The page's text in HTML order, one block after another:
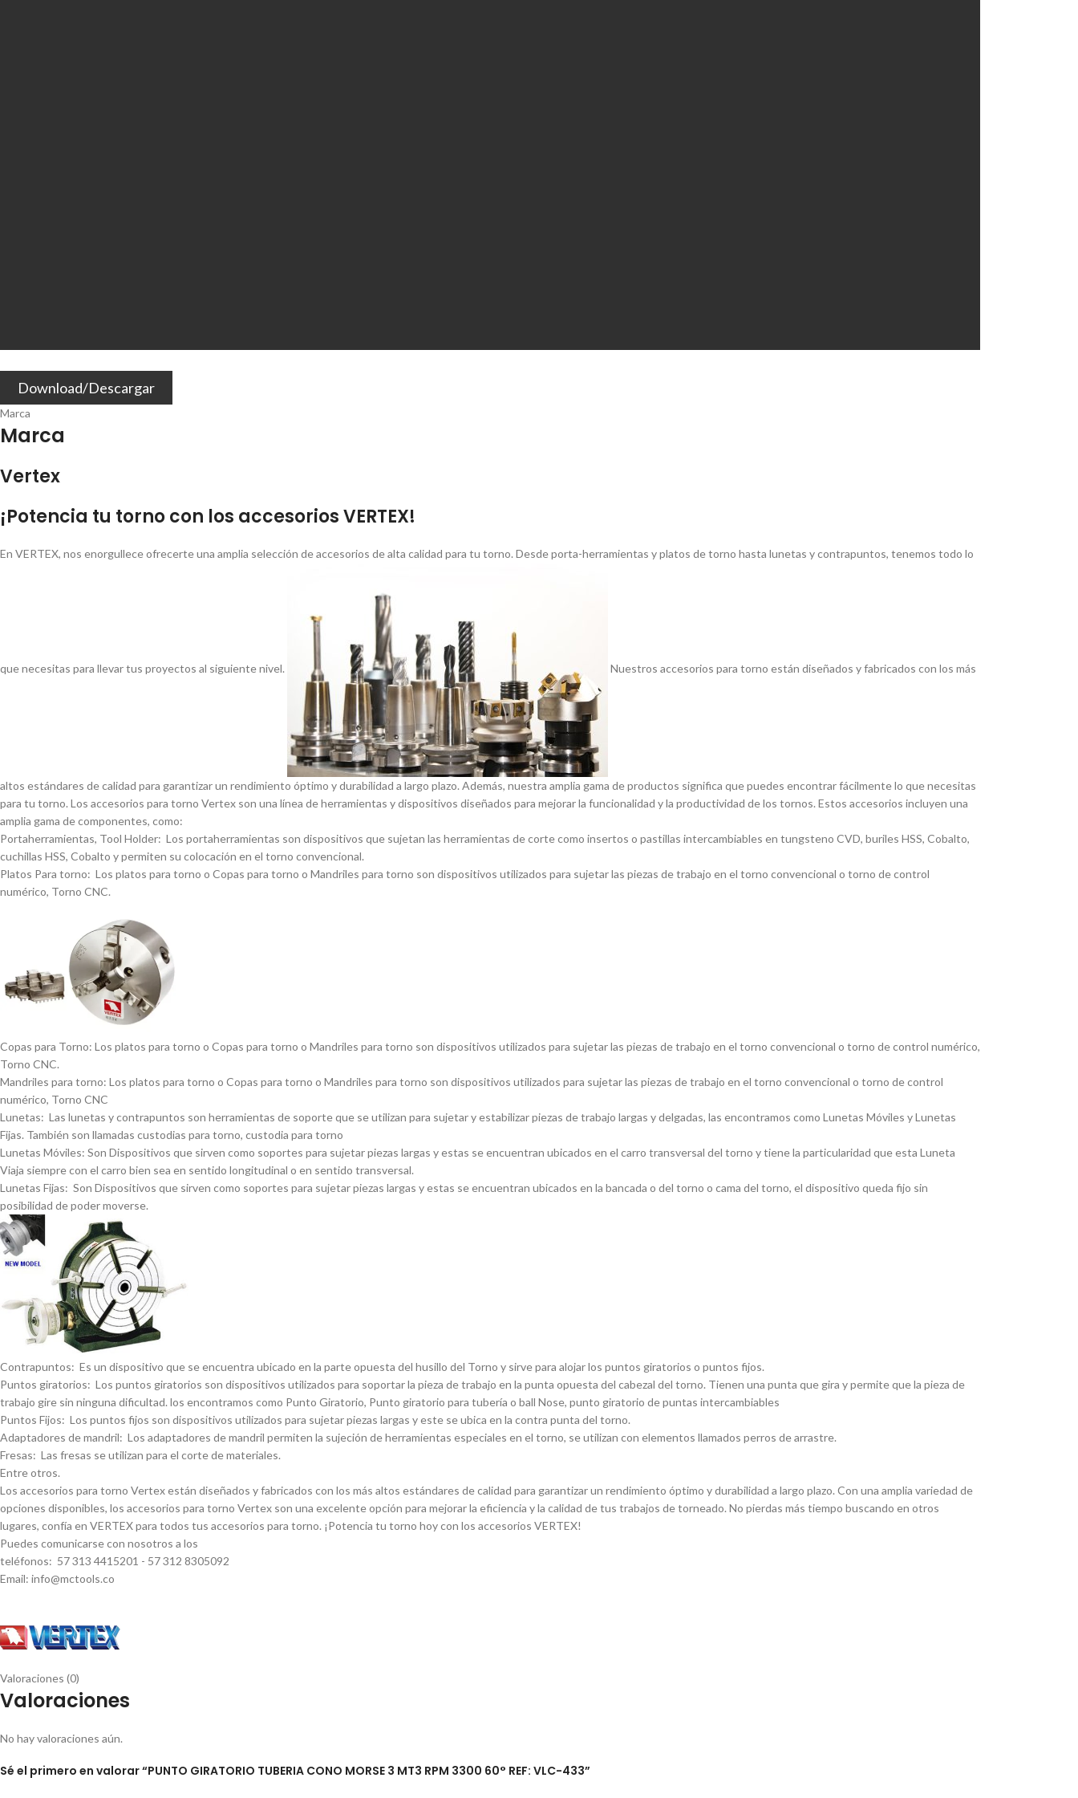
Download/Descargar
Marca
Marca
Vertex
¡Potencia tu torno con los accesorios VERTEX!
En VERTEX, nos enorgullece ofrecerte una amplia selección de accesorios de alta calidad para tu torno. Desde porta-herramientas y platos de torno hasta lunetas y contrapuntos, tenemos todo lo
que necesitas para llevar tus proyectos al siguiente nivel. Nuestros accesorios para torno están diseñados y fabricados con los más
altos estándares de calidad para garantizar un rendimiento óptimo y durabilidad a largo plazo. Además, nuestra amplia gama de productos significa que puedes encontrar fácilmente lo que necesitas
para tu torno. Los accesorios para torno Vertex son una lí­nea de herramientas y dispositivos diseñados para mejorar la funcionalidad y la productividad de los tornos. Estos accesorios incluyen una
amplia gama de componentes, como:
Portaherramientas, Tool Holder: Los portaherramientas son dispositivos que sujetan las herramientas de corte como insertos o pastillas intercambiables en tungsteno CVD, buriles HSS, Cobalto,
cuchillas HSS, Cobalto y permiten su colocación en el torno convencional.
Platos Para torno: Los platos para torno o Copas para torno o Mandriles para torno son dispositivos utilizados para sujetar las piezas de trabajo en el torno convencional o torno de control
numérico, Torno CNC.
Copas para Torno: Los platos para torno o Copas para torno o Mandriles para torno son dispositivos utilizados para sujetar las piezas de trabajo en el torno convencional o torno de control numérico,
Torno CNC.
Mandriles para torno: Los platos para torno o Copas para torno o Mandriles para torno son dispositivos utilizados para sujetar las piezas de trabajo en el torno convencional o torno de control
numérico, Torno CNC
Lunetas: Las lunetas y contrapuntos son herramientas de soporte que se utilizan para sujetar y estabilizar piezas de trabajo largas y delgadas, las encontramos como Lunetas Móviles y Lunetas
Fijas. También son llamadas custodias para torno, custodia para torno
Lunetas Móviles: Son Dispositivos que sirven como soportes para sujetar piezas largas y estas se encuentran ubicados en el carro transversal del torno y tiene la particularidad que esta Luneta
Viaja siempre con el carro bien sea en sentido longitudinal o en sentido transversal.
Lunetas Fijas: Son Dispositivos que sirven como soportes para sujetar piezas largas y estas se encuentran ubicados en la bancada o del torno o cama del torno, el dispositivo queda fijo sin
posibilidad de poder moverse.
Contrapuntos: Es un dispositivo que se encuentra ubicado en la parte opuesta del husillo del Torno y sirve para alojar los puntos giratorios o puntos fijos.
Puntos giratorios: Los puntos giratorios son dispositivos utilizados para soportar la pieza de trabajo en la punta opuesta del cabezal del torno. Tienen una punta que gira y permite que la pieza de
trabajo gire sin ninguna dificultad. los encontramos como Punto Giratorio, Punto giratorio para tuberí­a o ball Nose, punto giratorio de puntas intercambiables
Puntos Fijos: Los puntos fijos son dispositivos utilizados para sujetar piezas largas y este se ubica en la contra punta del torno.
Adaptadores de mandril: Los adaptadores de mandril permiten la sujeción de herramientas especiales en el torno, se utilizan con elementos llamados perros de arrastre.
Fresas: Las fresas se utilizan para el corte de materiales.
Entre otros.
Los accesorios para torno Vertex están diseñados y fabricados con los más altos estándares de calidad para garantizar un rendimiento óptimo y durabilidad a largo plazo. Con una amplia variedad de
opciones disponibles, los accesorios para torno Vertex son una excelente opción para mejorar la eficiencia y la calidad de tus trabajos de torneado. No pierdas más tiempo buscando en otros
lugares, confí­a en VERTEX para todos tus accesorios para torno. ¡Potencia tu torno hoy con los accesorios VERTEX!
Puedes comunicarse con nosotros a los
teléfonos: 57 313 4415201 - 57 312 8305092
Email: info@mctools.co
Valoraciones (0)
Valoraciones
No hay valoraciones aún.
Sé el primero en valorar “PUNTO GIRATORIO TUBERIA CONO MORSE 3 MT3 RPM 3300 60° REF: VLC-433”